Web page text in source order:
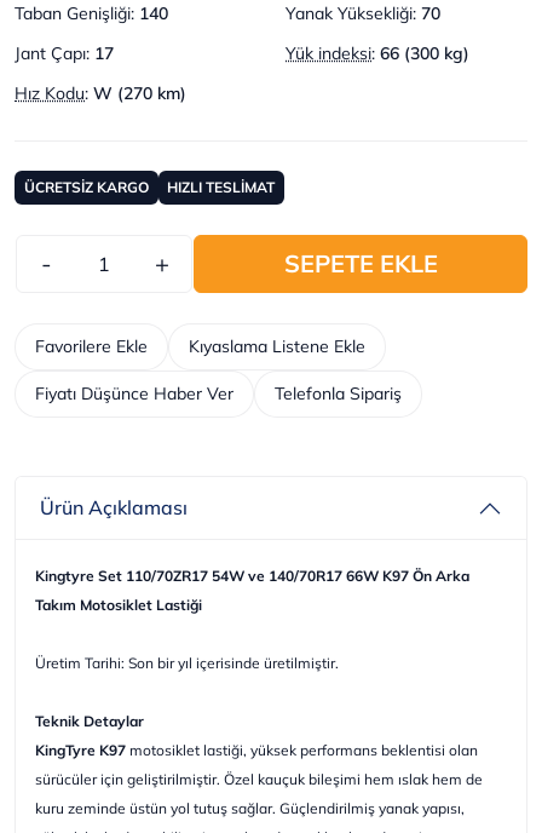
Taban Genişliği: 140 Yanak Yüksekliği: 70
Jant Çapı: 17 Yük indeksi: 66 (300 kg)
Hız Kodu: W (270 km)
ÜCRETSİZ KARGO HIZLI TESLİMAT
- + SEPETE EKLE
Telefonla Sipariş
Kıyaslama Listene Ekle
Favorilere Ekle
Fiyatı Düşünce Haber Ver
Ürün Açıklaması
Kingtyre Set 110/70ZR17 54W ve 140/70R17 66W K97 Ön Arka
Takım Motosiklet Lastiği
Üretim Tarihi: Son bir yıl içerisinde üretilmiştir.
Teknik Detaylar
KingTyre K97 motosiklet lastiği, yüksek performans beklentisi olan
sürücüler için geliştirilmiştir. Özel kauçuk bileşimi hem ıslak hem de
kuru zeminde üstün yol tutuş sağlar. Güçlendirilmiş yanak yapısı,